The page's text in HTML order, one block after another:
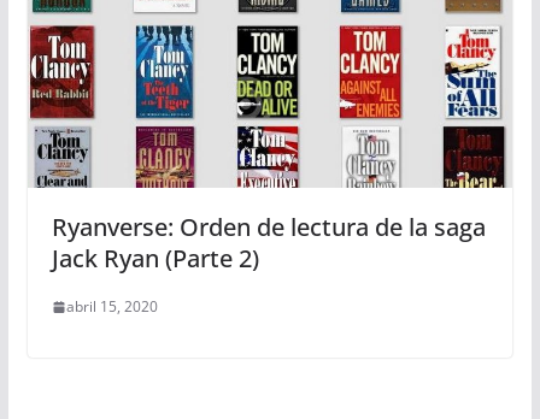
Ryanverse: Orden de lectura de la saga
Jack Ryan (Parte 2)
abril 15, 2020